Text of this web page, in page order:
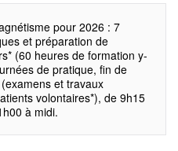
pour 2026 : 7
et préparation de
(60 heures de formation y-
de pratique, fin de
et travaux
volontaires*), de 9h15
à midi.